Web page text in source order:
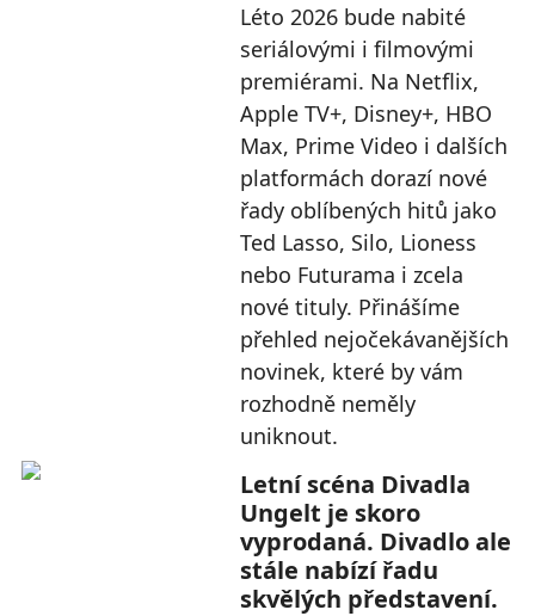
Léto 2026 bude nabité
seriálovými i filmovými
premiérami. Na Netflix,
Apple TV+, Disney+, HBO
Max, Prime Video i dalších
platformách dorazí nové
řady oblíbených hitů jako
Ted Lasso, Silo, Lioness
nebo Futurama i zcela
nové tituly. Přinášíme
přehled nejočekávanějších
novinek, které by vám
rozhodně neměly
uniknout.
Letní scéna Divadla
Ungelt je skoro
vyprodaná. Divadlo ale
stále nabízí řadu
skvělých představení.